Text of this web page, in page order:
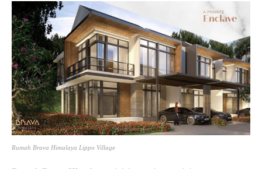
Rumah Brava Himalaya Lippo Village